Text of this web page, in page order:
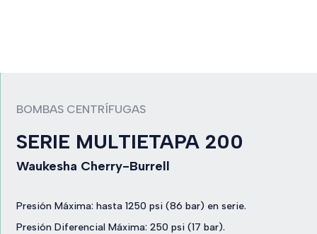
BOMBAS CENTRÍFUGAS
SERIE MULTIETAPA 200
Waukesha Cherry-Burrell
Presión Máxima: hasta 1250 psi (86 bar) en serie.
Presión Diferencial Máxima: 250 psi (17 bar).